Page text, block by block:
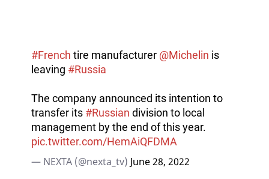
#French tire manufacturer @Michelin is
leaving #Russia
The company announced its intention to
transfer its #Russian division to local
management by the end of this year.
pic.twitter.com/HemAiQFDMA
— NEXTA (@nexta_tv) June 28, 2022